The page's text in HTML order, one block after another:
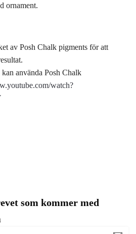
ornament.
av Posh Chalk pigments för att
använda Posh Chalk
watch?
som kommer med